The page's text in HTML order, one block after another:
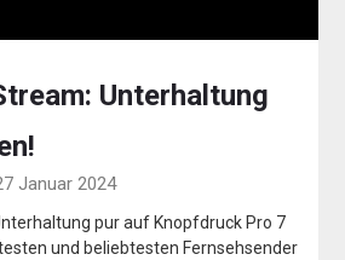
Unterhaltung
Januar 2024
pur auf Knopfdruck Pro 7
und beliebtesten Fernsehsender